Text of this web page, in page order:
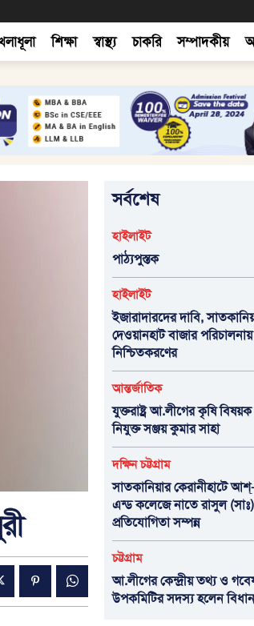
শিক্ষা স্বাস্থ্য চাকরি সম্পাদকীয়
সর্বশেষ
হাইলাইট
পাঠ্যপুস্তক
হাইলাইট
ইজারাদারদের দাবি,
দেওয়ানহাট বাজার
নিশ্চিতকরণের
আন্তর্জাতিক
যুক্তরাষ্ট্র আ.লীগের কৃষি
নিযুক্ত সঞ্জয় কুমার সাহা
দক্ষিন চট্টগ্রাম
সাতকানিয়ার কেরানীহাটে
এন্ড কলেজে নাতে রাসুল (সাঃ)
প্রতিযোগিতা সম্পন্ন
চট্টগ্রাম
আ.লীগের কেন্দ্রীয় তথ্য ও
উপকমিটির সদস্য হলেন